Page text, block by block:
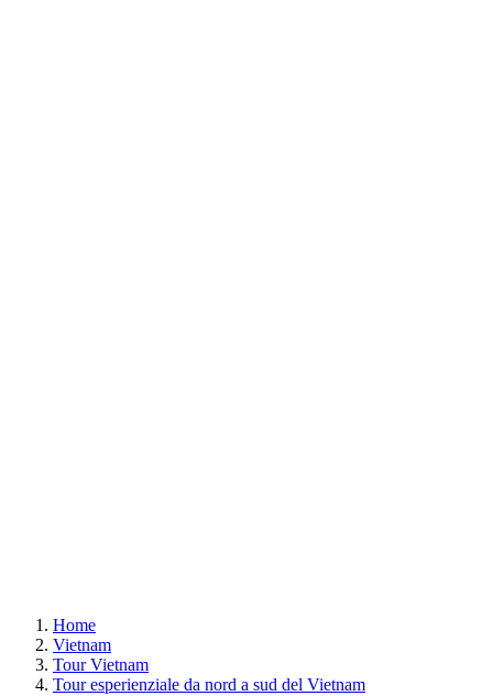
Home
Vietnam
Tour Vietnam
Tour esperienziale da nord a sud del Vietnam